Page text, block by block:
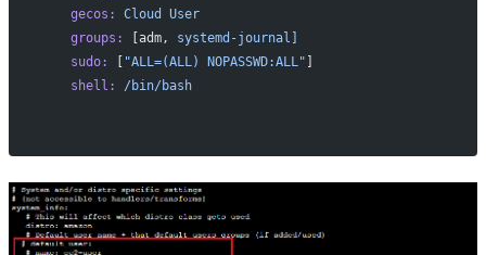
    gecos:
Cloud
User
    groups:
[adm, systemd-journal]
    sudo:
"ALL=(ALL) NOPASSWD:ALL"
    shell:
/bin/bash